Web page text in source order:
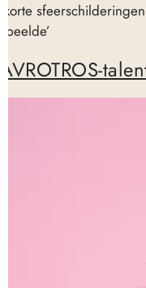
‘korte
speelde’
AVROTROS-